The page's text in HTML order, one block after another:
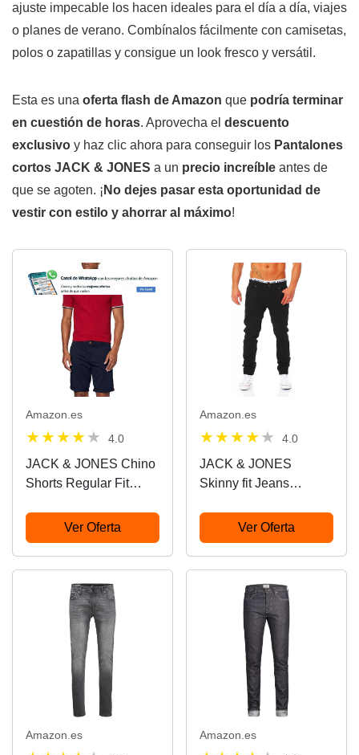
ajuste impecable los hacen ideales para el día a día, viajes
o planes de verano. Combínalos fácilmente con camisetas,
polos o zapatillas y consigue un look fresco y versátil.
Esta es una oferta flash de Amazon que podría terminar
en cuestión de horas. Aprovecha el descuento
exclusivo y haz clic ahora para conseguir los Pantalones
cortos JACK & JONES a un precio increíble antes de
que se agoten. ¡ No dejes pasar esta oportunidad de
vestir con estilo y ahorrar al máximo!
Amazon.es
4.0
JACK & JONES Chino
Shorts Regular Fit
Ver Oferta
Amazon.es
4.0
JACK & JONES
Skinny fit Jeans
009 50SPS Noos
Skinny fit Jeans
Ver Oferta
Amazon.es
Amazon.es